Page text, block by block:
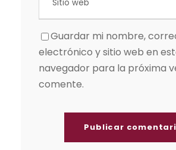
Guardar mi nombre,
electrónico y sitio web en
navegador para la próxima
comente.